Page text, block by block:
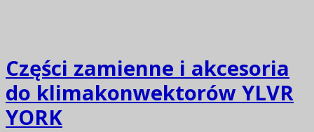
Części zamienne i akcesoria
do klimakonwektorów YLVR
YORK